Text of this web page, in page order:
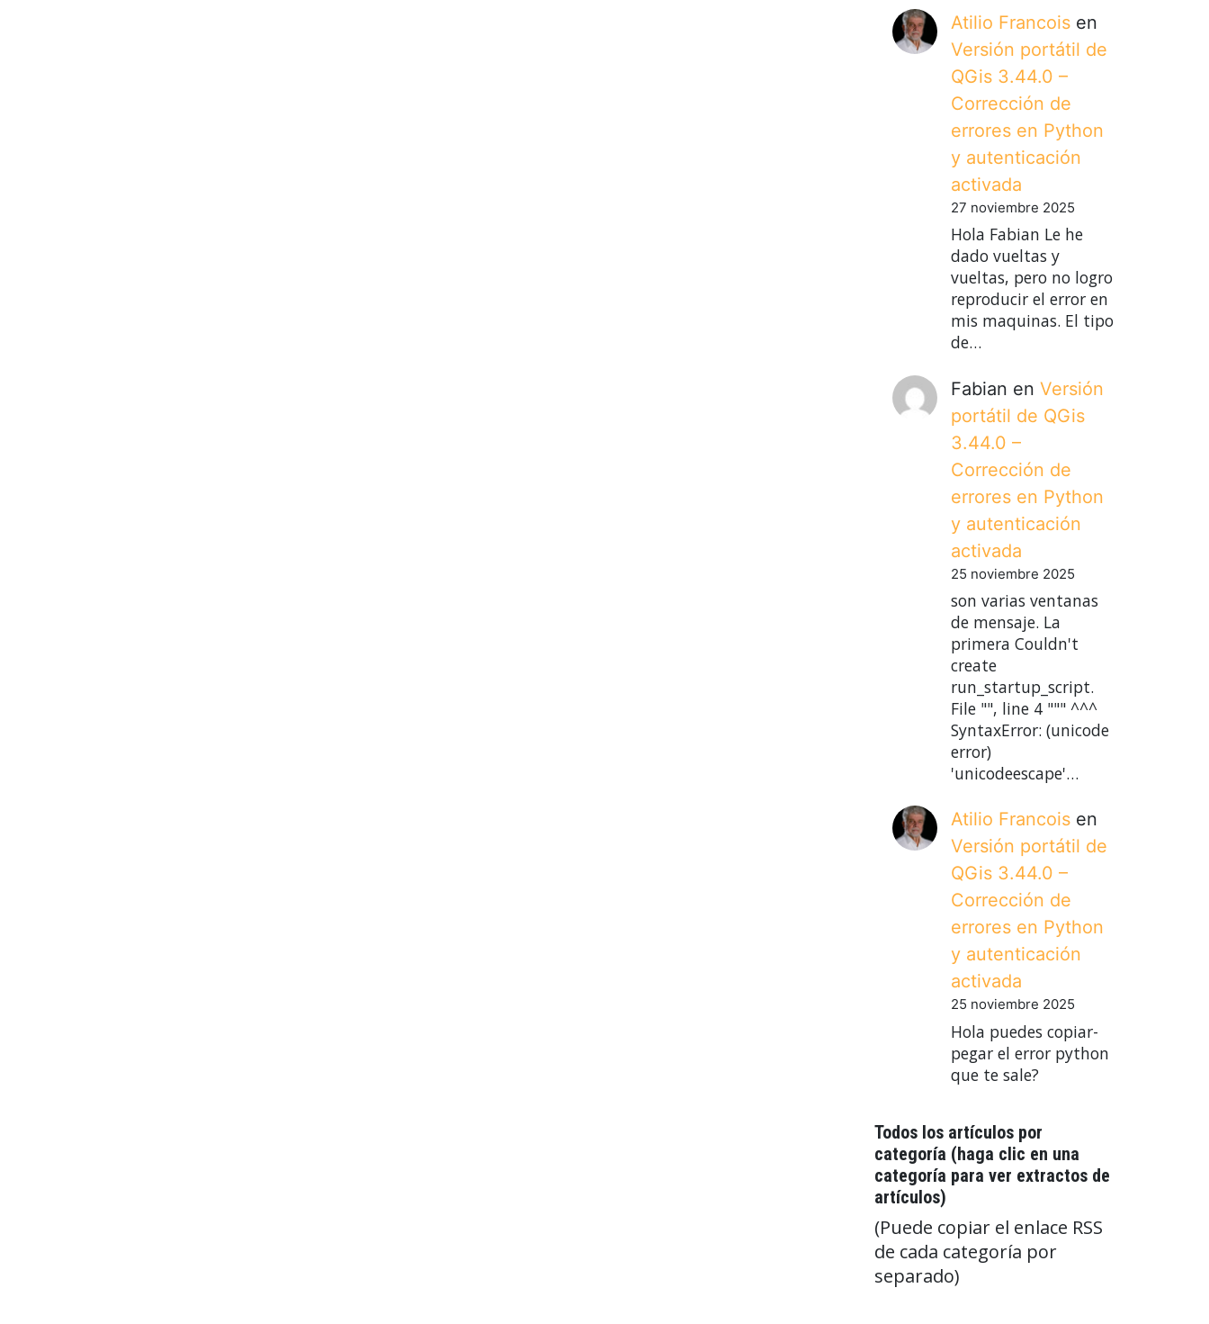
Atilio Francois en
Versión portátil de
QGis 3.44.0 –
Corrección de
errores en Python
y autenticación
activada
27 noviembre 2025
Hola Fabian Le he
dado vueltas y
vueltas, pero no logro
reproducir el error en
mis maquinas. El tipo
de…
Fabian en Versión
portátil de QGis
3.44.0 –
Corrección de
errores en Python
y autenticación
activada
25 noviembre 2025
son varias ventanas
de mensaje. La
primera Couldn't
create
run_startup_script.
File "", line 4 """ ^^^
SyntaxError: (unicode
error)
'unicodeescape'…
Atilio Francois en
Versión portátil de
QGis 3.44.0 –
Corrección de
errores en Python
y autenticación
activada
25 noviembre 2025
Hola puedes copiar-
pegar el error python
que te sale?
Todos los artículos por
categoría (haga clic en una
categoría para ver extractos de
artículos)
(Puede copiar el enlace RSS
de cada categoría por
separado)